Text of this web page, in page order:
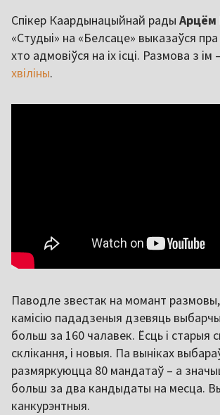
Спікер Каардынацыйнай рады Арцём
«Студыі» на «Белсаце» выказаўся
хто адмовіўся на іх ісці. Размова з ім –
хвіліны.
Паводле звестак на момант
камісію пададзеныя дзевяць
больш за 160 чалавек. Ёсць і старыя
склікання, і новыя. Па выніках
размяркуюцца 80 мандатаў – а
больш за два кандыдаты на месца.
канкурэнтныя.